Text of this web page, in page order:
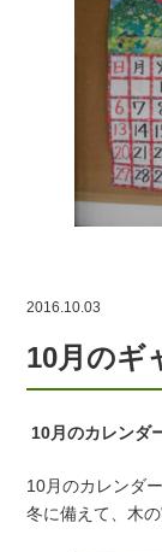
2016.10.03
10月のギ
10月のカレンダ
10月のカレンダ
冬に備えて、木